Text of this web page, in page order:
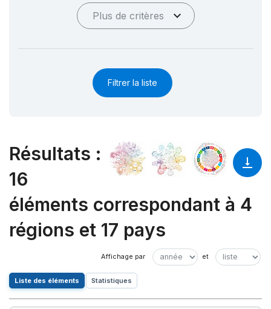
Plus de critères
Filtrer la liste
Résultats :
16
éléments correspondant à 4
régions et 17 pays
Liste des éléments Statistiques